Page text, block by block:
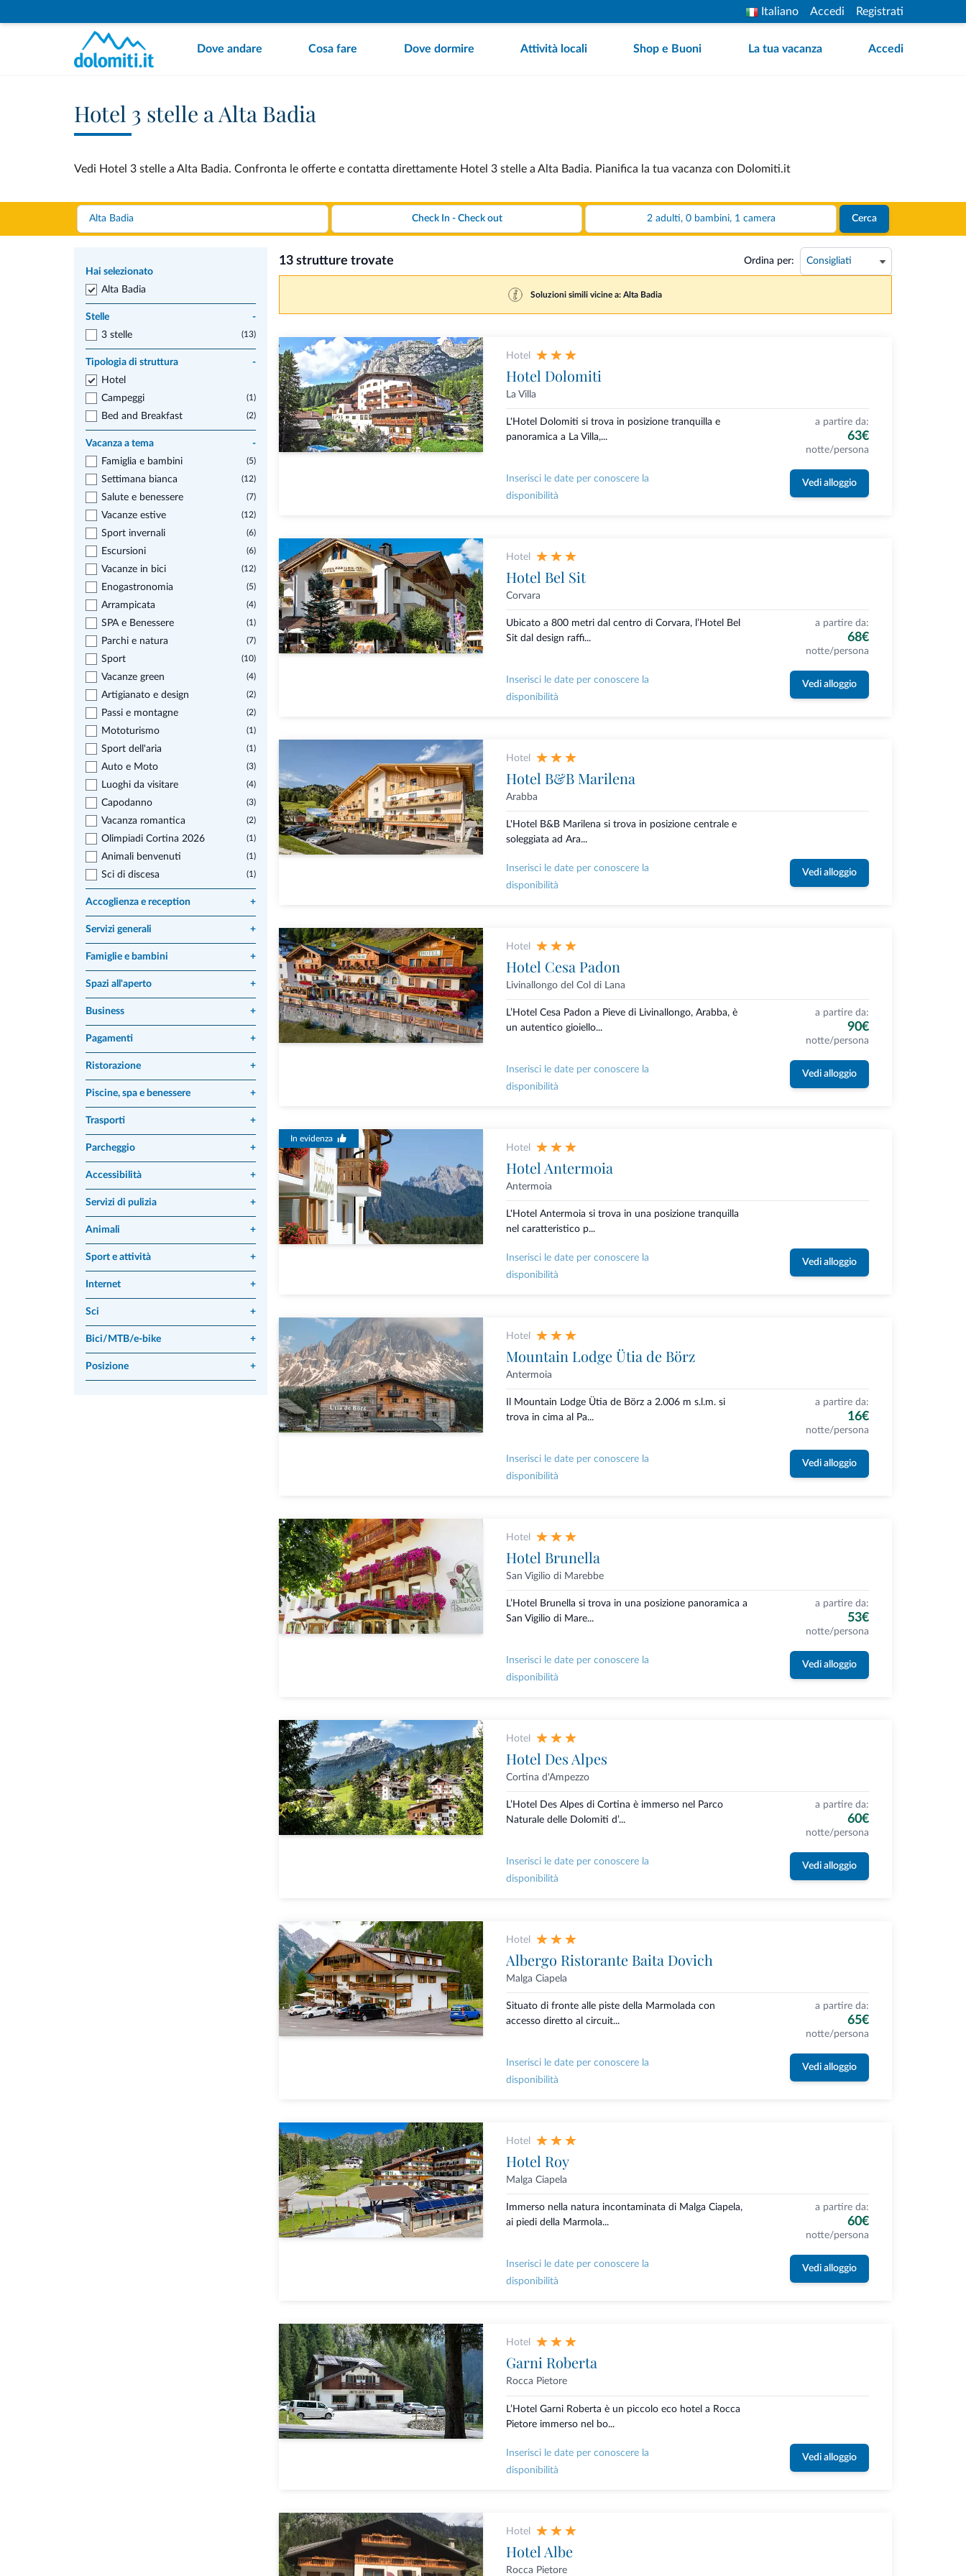
Italiano Accedi Registrati
Dove andare Cosa fare Dove dormire Attività locali Shop e Buoni La tua vacanza Accedi
Hotel 3 stelle a Alta Badia
Vedi Hotel 3 stelle a Alta Badia. Confronta le offerte e contatta direttamente Hotel 3 stelle a Alta Badia. Pianifica la tua vacanza con Dolomiti.it
2 adulti, 0 bambini, 1 camera Cerca
Hai selezionato
Alta Badia
Stelle
-
3 stelle
(13)
Tipologia di struttura
-
Hotel
Campeggi
(1)
Bed and Breakfast (2)
Vacanza a tema
-
Famiglia e bambini
(5)
Settimana bianca (12)
Salute e benessere (7)
Vacanze estive (12)
Sport invernali (6)
Escursioni (6)
Vacanze in bici (12)
Enogastronomia (5)
Arrampicata (4)
SPA e Benessere (1)
Parchi e natura (7)
Sport (10)
Vacanze green (4)
Artigianato e design (2)
Passi e montagne (2)
Mototurismo (1)
Sport dell'aria (1)
Auto e Moto (3)
Luoghi da visitare (4)
Capodanno (3)
Vacanza romantica (2)
Olimpiadi Cortina 2026 (1)
Animali benvenuti (1)
Sci di discesa (1)
Accoglienza e reception +
Servizi generali +
Famiglie e bambini +
Spazi all'aperto +
Business +
Pagamenti +
Ristorazione +
Piscine, spa e benessere +
Trasporti +
Parcheggio +
Accessibilità +
Servizi di pulizia +
Animali +
Sport e attività +
Internet +
Sci +
Bici/MTB/e-bike +
Posizione +
13 strutture trovate Ordina per:
Soluzioni simili vicine a: Alta Badia
Hotel
Hotel Dolomiti
La Villa
L'Hotel Dolomiti si trova in posizione tranquilla e
panoramica a La Villa,...
a partire da:
63€
notte/persona
Inserisci le date per conoscere la
disponibilità
Vedi alloggio
Hotel
Hotel Bel Sit
Corvara
Ubicato a 800 metri dal centro di Corvara, l’Hotel Bel
Sit dal design raffi...
a partire da:
68€
notte/persona
Inserisci le date per conoscere la
disponibilità
Vedi alloggio
Hotel
Hotel B&B Marilena
Arabba
L'Hotel B&B Marilena si trova in posizione centrale e
soleggiata ad Ara...
Inserisci le date per conoscere la
disponibilità
Vedi alloggio
Hotel
Hotel Cesa Padon
Livinallongo del Col di Lana
L’Hotel Cesa Padon a Pieve di Livinallongo, Arabba, è
un autentico gioiello...
a partire da:
90€
notte/persona
Inserisci le date per conoscere la
disponibilità
Vedi alloggio
In evidenza
Hotel
Hotel Antermoia
Antermoia
L'Hotel Antermoia si trova in una posizione tranquilla
nel caratteristico p...
Inserisci le date per conoscere la
disponibilità
Vedi alloggio
Hotel
Mountain Lodge Ütia de Börz
Antermoia
Il Mountain Lodge Ütia de Börz a 2.006 m s.l.m. si
trova in cima al Pa...
a partire da:
16€
notte/persona
Inserisci le date per conoscere la
disponibilità
Vedi alloggio
Hotel
Hotel Brunella
San Vigilio di Marebbe
L’Hotel Brunella si trova in una posizione panoramica a
San Vigilio di Mare...
a partire da:
53€
notte/persona
Inserisci le date per conoscere la
disponibilità
Vedi alloggio
Hotel
Hotel Des Alpes
Cortina d'Ampezzo
L’Hotel Des Alpes di Cortina è immerso nel Parco
Naturale delle Dolomiti d’...
a partire da:
60€
notte/persona
Inserisci le date per conoscere la
disponibilità
Vedi alloggio
Hotel
Albergo Ristorante Baita Dovich
Malga Ciapela
Situato di fronte alle piste della Marmolada con
accesso diretto al circuit...
a partire da:
65€
notte/persona
Inserisci le date per conoscere la
disponibilità
Vedi alloggio
Hotel
Hotel Roy
Malga Ciapela
Immerso nella natura incontaminata di Malga Ciapela,
ai piedi della Marmola...
a partire da:
60€
notte/persona
Inserisci le date per conoscere la
disponibilità
Vedi alloggio
Hotel
Garni Roberta
Rocca Pietore
L’Hotel Garni Roberta è un piccolo eco hotel a Rocca
Pietore immerso nel bo...
Inserisci le date per conoscere la
disponibilità
Vedi alloggio
Hotel
Hotel Albe
Rocca Pietore